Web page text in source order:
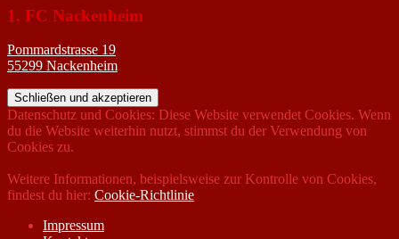
1. FC Nackenheim
Pommardstrasse 19
55299 Nackenheim
Datenschutz und Cookies: Diese Website verwendet Cookies. Wenn
du die Website weiterhin nutzt, stimmst du der Verwendung von
Cookies zu.
Weitere Informationen, beispielsweise zur Kontrolle von Cookies,
findest du hier: Cookie-Richtlinie
Impressum